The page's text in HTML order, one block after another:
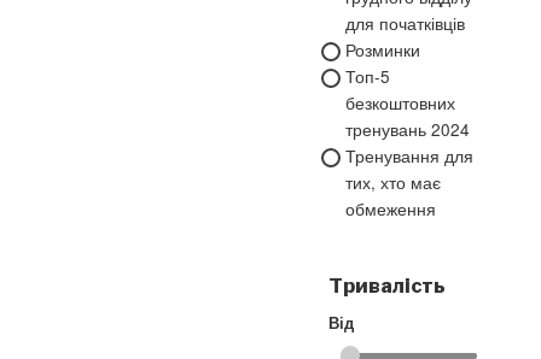
для початківців
Розминки
Топ-5
безкоштовних
тренувань 2024
Тренування для
тих, хто має
обмеження
Тривалість
Від